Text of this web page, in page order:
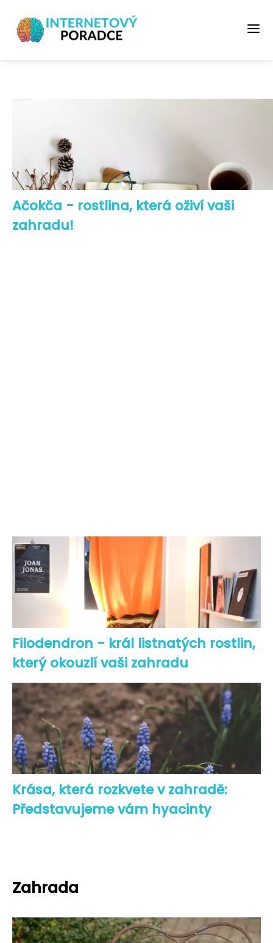
Ačokča - rostlina, která oživí vaši
zahradu!
Filodendron - král listnatých rostlin,
který okouzlí vaši zahradu
Krása, která rozkvete v zahradě:
Představujeme vám hyacinty
Zahrada